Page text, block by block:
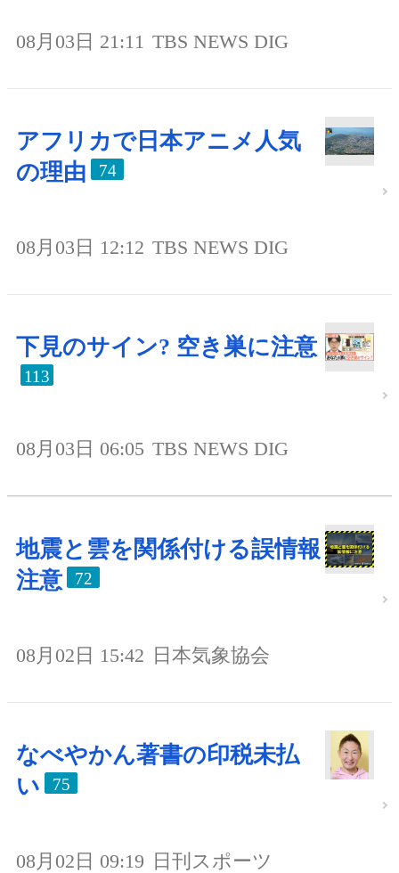
08月03日 21:11 TBS NEWS DIG
アフリカで日本アニメ人気
の理由
74
08月03日 12:12 TBS NEWS DIG
下見のサイン? 空き巣に注意
113
08月03日 06:05 TBS NEWS DIG
地震と雲を関係付ける誤情報
注意
72
08月02日 15:42 日本気象協会
なべやかん著書の印税未払
い
75
08月02日 09:19 日刊スポーツ